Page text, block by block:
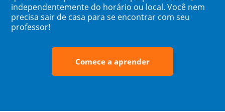
independentemente do horário ou local. Você nem
precisa sair de casa para se encontrar com seu
professor!
Comece a aprender